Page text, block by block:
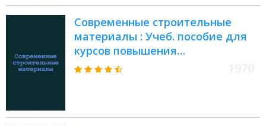
Современные строительные
материалы : Учеб. пособие для
курсов повышения
квалификации инж.-техн.